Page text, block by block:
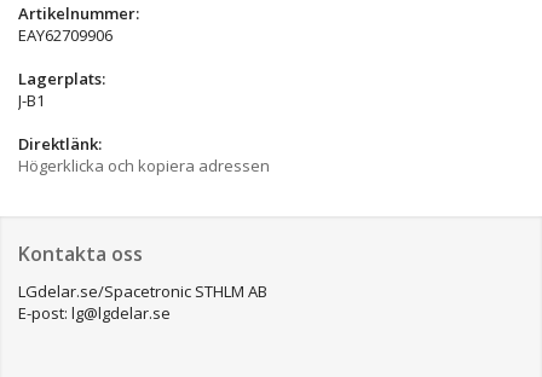
Artikelnummer:
EAY62709906
Lagerplats:
J-B1
Direktlänk:
Högerklicka och kopiera adressen
Kontakta oss
LGdelar.se/Spacetronic STHLM AB
E-post: lg@lgdelar.se